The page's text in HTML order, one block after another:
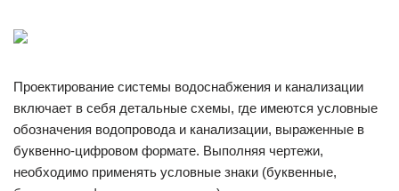
Проектирование системы водоснабжения и канализации
включает в себя детальные схемы, где имеются условные
обозначения водопровода и канализации, выраженные в
буквенно-цифровом формате. Выполняя чертежи,
необходимо применять условные знаки (буквенные,